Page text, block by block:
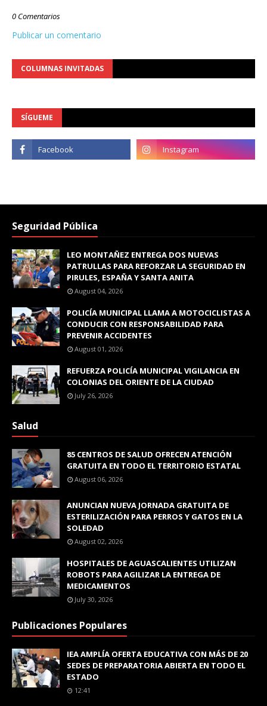
0 Comentarios
Publicar un comentario
COLUMNAS INVITADAS
SÍGUEME
Seguridad Pública
LEO MONTAÑEZ ENTREGA DOS NUEVAS
PATRULLAS PARA REFORZAR LA SEGURIDAD EN
PIRULES, ESPAÑA Y SANTA ANITA
August 04, 2026
POLICÍA MUNICIPAL LLAMA A MOTOCICLISTAS A
CONDUCIR CON RESPONSABILIDAD PARA
PREVENIR ACCIDENTES
August 01, 2026
REFUERZA POLICÍA MUNICIPAL VIGILANCIA EN
COLONIAS DEL ORIENTE DE LA CIUDAD
July 26, 2026
Salud
85 CENTROS DE SALUD OFRECEN ATENCIÓN
GRATUITA EN TODO EL TERRITORIO ESTATAL
August 06, 2026
ANUNCIAN NUEVA JORNADA GRATUITA DE
ESTERILIZACIÓN PARA PERROS Y GATOS EN LA
SOLEDAD
August 02, 2026
HOSPITALES DE AGUASCALIENTES UTILIZAN
ROBOTS PARA AGILIZAR LA ENTREGA DE
MEDICAMENTOS
July 30, 2026
Publicaciones Populares
IEA AMPLÍA OFERTA EDUCATIVA CON MÁS DE 20
SEDES DE PREPARATORIA ABIERTA EN TODO EL
ESTADO
12:41